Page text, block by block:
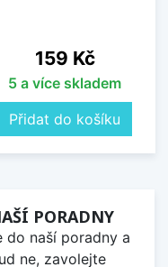
Cena
159 Kč
5 a více skladem
Přidat do košíku
PORADNY
do naší poradny a
ne, zavolejte